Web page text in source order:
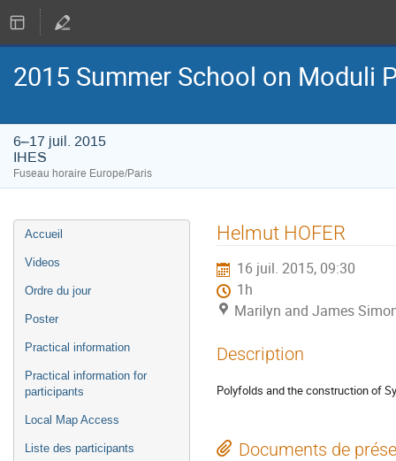
2015 Summer School on Moduli
6–17 juil. 2015
IHES
Fuseau horaire Europe/Paris
Menu
de
l'événement
Accueil
Videos
Ordre du jour
Poster
Practical information
Practical information for
participants
Local Map Access
Liste des participants
Helmut HOFER
16 juil. 2015, 09:30
1h
Marilyn and James
Description
Polyfolds and the construction of
Documents de